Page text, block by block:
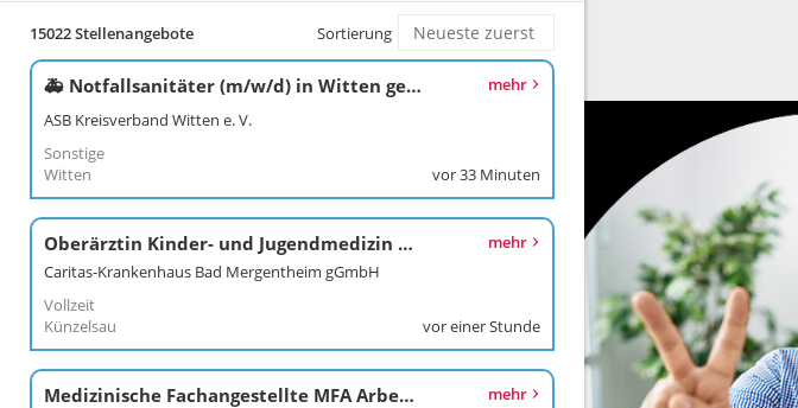
15022 Stellenangebote Sortierung
🚑 Notfallsanitäter (m/w/d) in Witten gesucht!⚡
ASB Kreisverband Witten e. V.
Sonstige
Witten
mehr
vor 33 Minuten
Oberärztin Kinder- und Jugendmedizin (w/m/d)
Caritas-Krankenhaus Bad Mergentheim gGmbH
Vollzeit
Künzelsau
mehr
vor einer Stunde
Medizinische Fachangestellte MFA Arbeitsmedizin (w/m/d) mehr